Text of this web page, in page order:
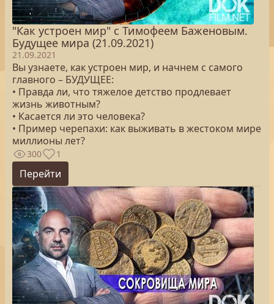
"Как устроен мир" с Тимофеем Баженовым.
Будущее мира (21.09.2021)
21.09.2021
Вы узнаете, как устроен мир, и начнем с самого
главного – БУДУЩЕЕ:
• Правда ли, что тяжелое детство продлевает
жизнь животным?
• Касается ли это человека?
• Пример черепахи: как выживать в жестоком мире
миллионы лет?
300 1
Перейти